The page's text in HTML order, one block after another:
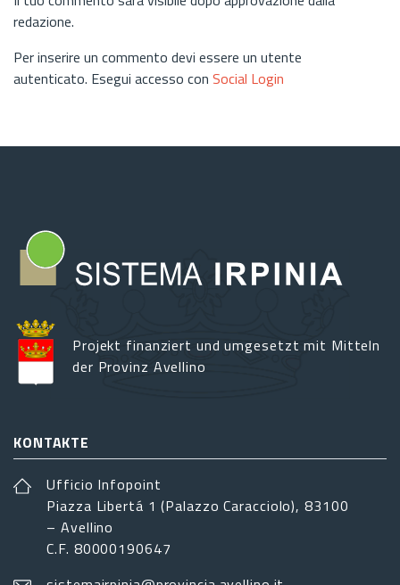
redazione.
Per inserire un commento devi essere un utente
autenticato. Esegui accesso con Social Login
Projekt finanziert und umgesetzt mit Mitteln
der Provinz Avellino
KONTAKTE
Ufficio Infopoint
Piazza Libertá 1 (Palazzo Caracciolo), 83100
– Avellino
C.F. 80000190647